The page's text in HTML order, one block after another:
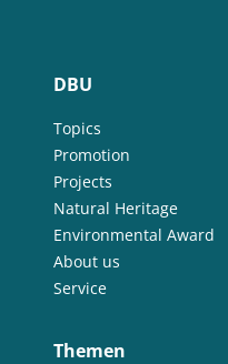
DBU
Topics
Promotion
Projects
Natural Heritage
Environmental Award
About us
Service
Themen